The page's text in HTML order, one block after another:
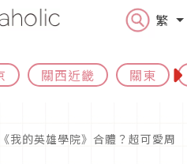
繁
關西近畿 關東
我的英雄學院》合體？超可愛周